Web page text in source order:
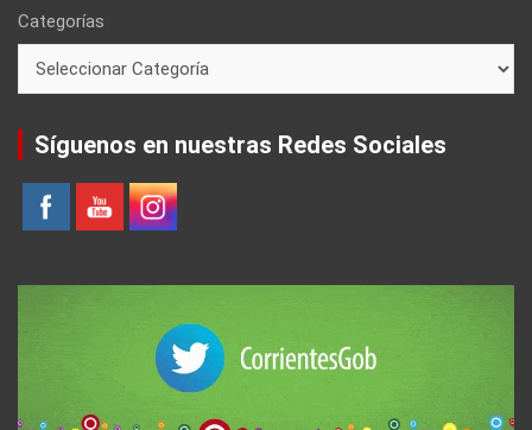
Categorías
Síguenos en nuestras Redes Sociales